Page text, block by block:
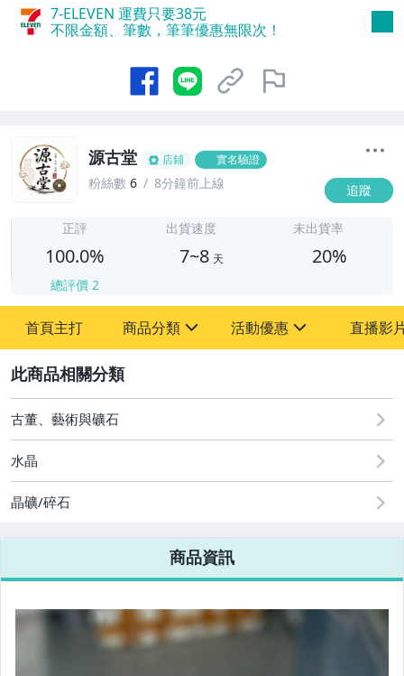
7-ELEVEN 運費只要38元
不限金額、筆數，筆筆優惠無限次！
源古堂 店鋪 實名驗證
粉絲數 6 8分鐘前上線 追蹤
正評
100.0%
總評價 2
出貨速度
7~8 天
未出貨率
20%
首頁主打 商品分類
其它
活動優惠
[全店] 周年慶
[全店] 粉絲專享
直播影
古董、藝術與礦石
水晶
晶礦/碎石
商品資訊